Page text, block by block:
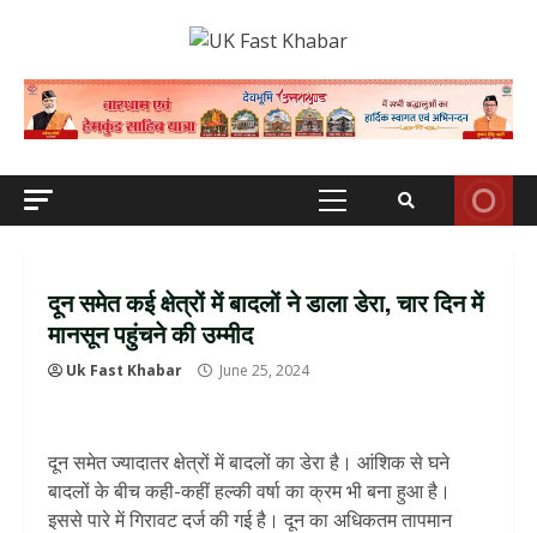
Primary
दून समेत कई क्षेत्रों में बादलों ने डाला डेरा, चार दिन में
मानसून पहुंचने की उम्मीद
Uk Fast Khabar June 25, 2024
दून समेत ज्यादातर क्षेत्रों में बादलों का डेरा है। आंशिक से घने
बादलों के बीच कही-कहीं हल्की वर्षा का क्रम भी बना हुआ है।
इससे पारे में गिरावट दर्ज की गई है। दून का अधिकतम तापमान